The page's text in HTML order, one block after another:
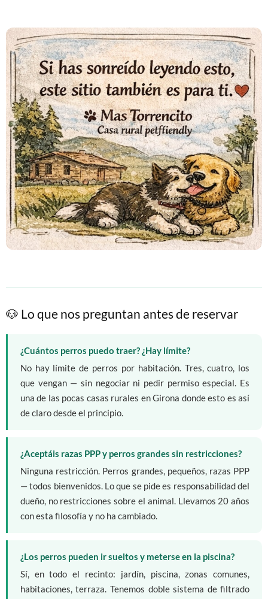
🐶 Lo que nos preguntan antes de reservar
¿Cuántos perros puedo traer? ¿Hay límite?
No hay límite de perros por habitación. Tres, cuatro, los
que vengan — sin negociar ni pedir permiso especial. Es
una de las pocas casas rurales en Girona donde esto es así
de claro desde el principio.
¿Aceptáis razas PPP y perros grandes sin restricciones?
Ninguna restricción. Perros grandes, pequeños, razas PPP
— todos bienvenidos. Lo que se pide es responsabilidad del
dueño, no restricciones sobre el animal. Llevamos 20 años
con esta filosofía y no ha cambiado.
¿Los perros pueden ir sueltos y meterse en la piscina?
Sí, en todo el recinto: jardín, piscina, zonas comunes,
habitaciones, terraza. Tenemos doble sistema de filtrado